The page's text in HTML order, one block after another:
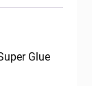
Glue